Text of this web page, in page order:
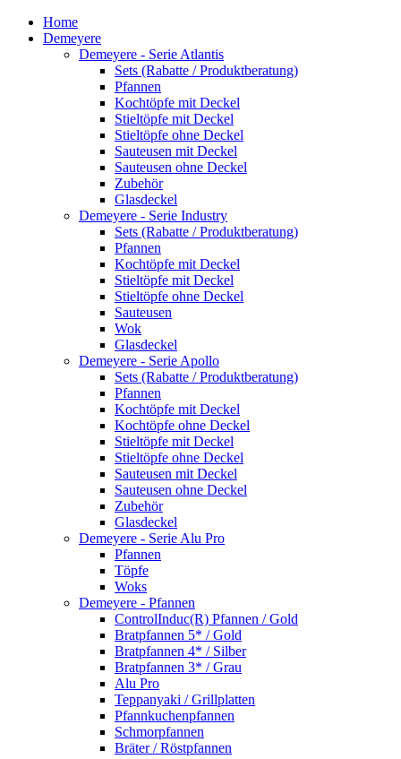
Home
Demeyere
Demeyere - Serie Atlantis
Sets (Rabatte / Produktberatung)
Pfannen
Kochtöpfe mit Deckel
Stieltöpfe mit Deckel
Stieltöpfe ohne Deckel
Sauteusen mit Deckel
Sauteusen ohne Deckel
Zubehör
Glasdeckel
Demeyere - Serie Industry
Sets (Rabatte / Produktberatung)
Pfannen
Kochtöpfe mit Deckel
Stieltöpfe mit Deckel
Stieltöpfe ohne Deckel
Sauteusen
Wok
Glasdeckel
Demeyere - Serie Apollo
Sets (Rabatte / Produktberatung)
Pfannen
Kochtöpfe mit Deckel
Kochtöpfe ohne Deckel
Stieltöpfe mit Deckel
Stieltöpfe ohne Deckel
Sauteusen mit Deckel
Sauteusen ohne Deckel
Zubehör
Glasdeckel
Demeyere - Serie Alu Pro
Pfannen
Töpfe
Woks
Demeyere - Pfannen
ControlInduc(R) Pfannen / Gold
Bratpfannen 5* / Gold
Bratpfannen 4* / Silber
Bratpfannen 3* / Grau
Alu Pro
Teppanyaki / Grillplatten
Pfannkuchenpfannen
Schmorpfannen
Bräter / Röstpfannen